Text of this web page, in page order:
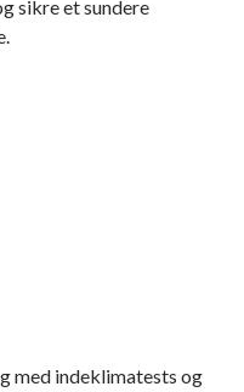
sikre et sundere
med indeklimatests og